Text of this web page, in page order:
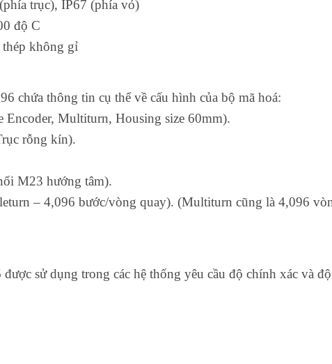
trục), IP67 (phía vỏ)
độ C
không gỉ
chứa thông tin cụ thể về cấu hình của bộ mã hoá:
Multiturn, Housing size 60mm).
rỗng kín).
M23 hướng tâm).
– 4,096 bước/vòng quay). (Multiturn cũng là 4,096
sử dụng trong các hệ thống yêu cầu độ chính xác và